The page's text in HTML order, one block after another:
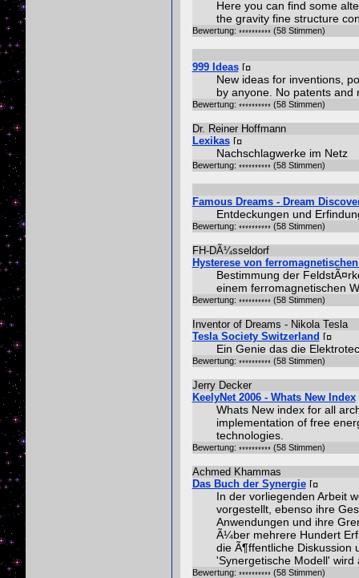
Here you can find some
the gravity fine structure
Bewertung: (58 Stimmen)
999 Ideas
New ideas for inventions,
by anyone. No patents
Bewertung: (58 Stimmen)
Dr. Reiner Hoffmann
Lexikas
Nachschlagwerke im Netz
Bewertung: (58 Stimmen)
Famous Dreams - Dream
Entdeckungen und
Bewertung: (58 Stimmen)
FH-DÃ¼sseldorf
Hysterese von
Bestimmung der
einem ferromagnetischen
Bewertung: (58 Stimmen)
Inventor of Dreams - Nikola Tesla
Tesla Society Switzerland
Ein Genie das die
Bewertung: (58 Stimmen)
Jerry Decker
KeelyNet 2006 - Whats New Index
Whats New index for all
implementation of free
technologies.
Bewertung: (58 Stimmen)
Achmed Khammas
Das Buch der Synergie
In der vorliegenden Arbeit
vorgestellt, ebenso ihre
Anwendungen und ihre
Ã¼ber mehrere Hundert
die Ã¶ffentliche Diskussion
'Synergetische Modell'
Bewertung: (58 Stimmen)